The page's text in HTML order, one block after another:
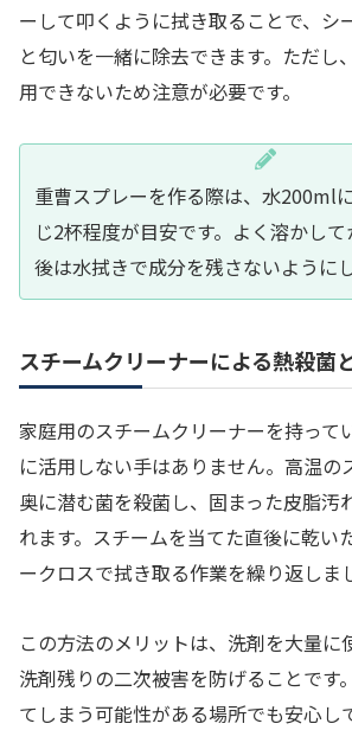
ーして叩くように拭き取ることで、シ
と匂いを一緒に除去できます。ただし
用できないため注意が必要です。
重曹スプレーを作る際は、水200ml
じ2杯程度が目安です。よく溶かし
後は水拭きで成分を残さないように
スチームクリーナーによる熱殺菌
家庭用のスチームクリーナーを持って
に活用しない手はありません。高温の
奥に潜む菌を殺菌し、固まった皮脂汚
れます。スチームを当てた直後に乾い
ークロスで拭き取る作業を繰り返しま
この方法のメリットは、洗剤を大量に
洗剤残りの二次被害を防げることです
てしまう可能性がある場所でも安心し